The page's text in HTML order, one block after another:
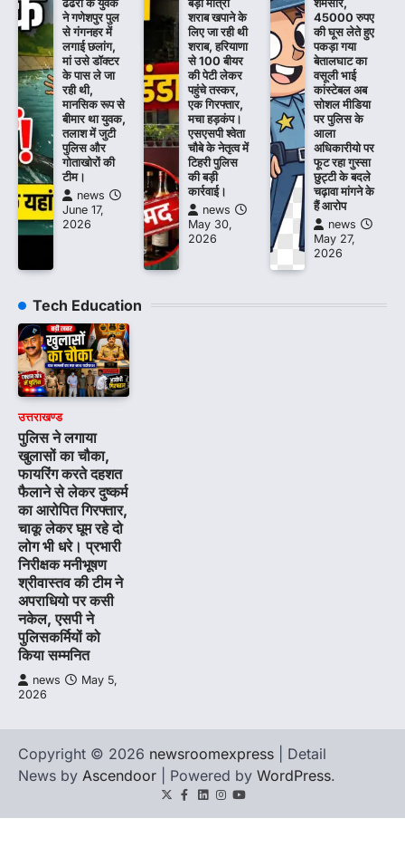
ने गणेशपुर पुल
से गंगनहर में
लगाई छलांग,
मां उसे डॉक्टर
के पास ले जा
रही थी,
मानसिक रूप से
बीमार था युवक,
तलाश में जुटी
पुलिस और
गोताखोरों की
टीम।
news
June 17,
2026
शराब खपाने के
लिए जा रही थी
शराब, हरियाणा
से 100 बीयर
की पेटी लेकर
पहुंचे तस्कर,
एक गिरफ्तार,
मचा हड़कंप।
एसएसपी श्वेता
चौबे के नेतृत्व में
टिहरी पुलिस
की बड़ी
कार्रवाई।
news
May 30,
2026
45000 रुपए
की घूस लेते हुए
पकड़ा गया
बेतालघाट का
वसूली भाई
कांस्टेबल अब
सोशल मीडिया
पर पुलिस के
आला
अधिकारीयो पर
फूट रहा गुस्सा
छुट्टी के बदले
चढ़ावा मांगने के
हैं आरोप
news
May 27,
2026
Tech Education
उत्तराखण्ड
पुलिस ने लगाया
खुलासों का चौका,
फायरिंग करते दहशत
फैलाने से लेकर दुष्कर्म
का आरोपित गिरफ्तार,
चाकू लेकर घूम रहे दो
लोग भी धरे। प्रभारी
निरीक्षक मनीभूषण
श्रीवास्तव की टीम ने
अपराधियो पर कसी
नकेल, एसपी ने
पुलिसकर्मियों को
किया सम्मनित
news
May 5,
2026
Copyright © 2026 newsroomexpress | Detail
News by Ascendoor | Powered by WordPress.
TwitterFacebook
LinkedIn
Instagram
youtube